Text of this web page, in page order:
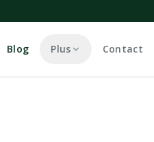
Blog Plus Contact